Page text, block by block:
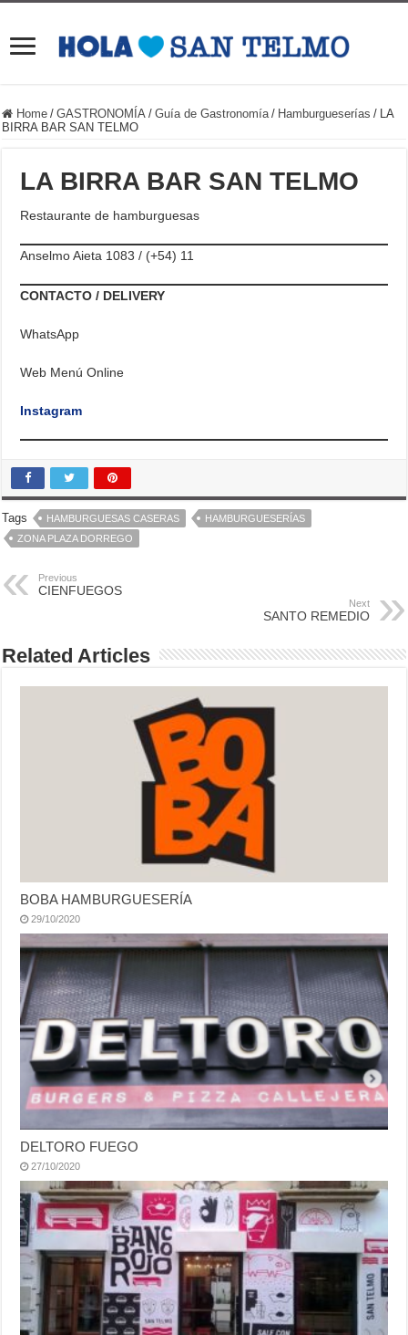
Home / GASTRONOMÍA / Guía de Gastronomía / Hamburgueserías / LA
BIRRA BAR SAN TELMO
LA BIRRA BAR SAN TELMO
Restaurante de hamburguesas
Anselmo Aieta 1083 / (+54) 11
CONTACTO / DELIVERY
WhatsApp
Web Menú Online
Instagram
Tags HAMBURGUESAS CASERAS
HAMBURGUESERÍAS
ZONA PLAZA DORREGO
Previous
CIENFUEGOS
Next
SANTO REMEDIO
Related Articles
BOBA HAMBURGUESERÍA
29/10/2020
DELTORO FUEGO
27/10/2020